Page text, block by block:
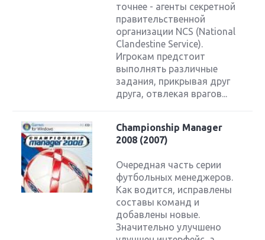
точнее - агенты секретной
правительственной
организации NCS (National
Clandestine Service).
Игрокам предстоит
выполнять различные
задания, прикрывая друг
друга, отвлекая врагов...
Championship Manager
2008 (2007)
Очередная часть серии
футбольных менеджеров.
Как водится, исправлены
составы команд и
добавлены новые.
Значительно улучшено